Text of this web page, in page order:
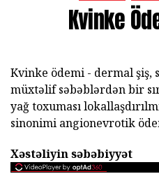
Kvinke
Kvinke ödemi - dermal şiş,
müxtəlif səbəblərdən bir
yağ toxuması
sinonimi angionevrotik
Xəstəliyin səbəbiyyət